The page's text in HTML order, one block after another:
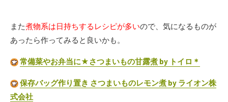
また煮物系は日持ちするレシピが多いので、気になるものが
あったら作ってみると良いかも。
常備菜やお弁当に★さつまいもの甘露煮 by トイロ＊
保存バッグ作り置き さつまいものレモン煮 by ライオン株
式会社